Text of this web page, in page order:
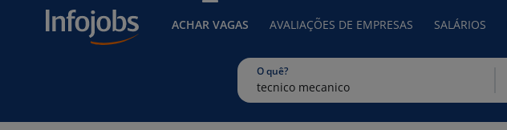
ACHAR VAGAS AVALIAÇÕES DE EMPRESAS SALÁRIOS
O quê?